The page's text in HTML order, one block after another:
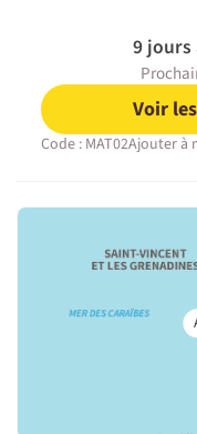
9
Voir
Code : MAT02Ajouter à